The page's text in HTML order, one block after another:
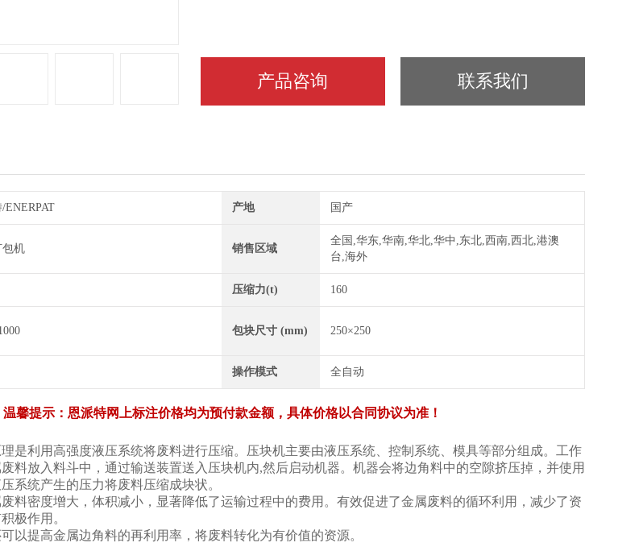
产品咨询 联系我们
ENERPAT 产地 国产
包机 销售区域
全国,华东,华南,华北,华中,东北,西南,西北,港澳
台,海外
压缩力(t) 160
包块尺寸 (mm) 250×250
操作模式 全自动
温馨提示：恩派特网上标注价格均为预付款金额，具体价格以合同协议为准！
是利用高强度液压系统将废料进行压缩。压块机主要由液压系统、控制系统、模具等部分组成。工作
料放入料斗中，通过输送装置送入压块机内,然后启动机器。机器会将边角料中的空隙挤压掉，并使用
系统产生的压力将废料压缩成块状。
料密度增大，体积减小，显著降低了运输过程中的费用。有效促进了金属废料的循环利用，减少了资
极作用。
以提高金属边角料的再利用率，将废料转化为有价值的资源。